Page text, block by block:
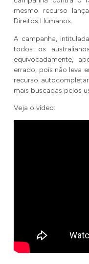
mesmo recurso
Direitos Humanos.
A campanha, intitulada
todos os
equivocadamente,
errado, pois não leva
recurso
mais buscadas pelos
Veja o vídeo: